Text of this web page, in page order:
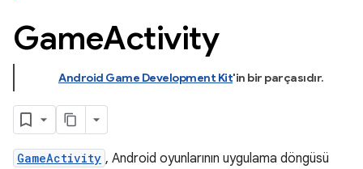
GameActivity
Android Game Development Kit'in bir parçasıdır.
GameActivity , Android oyunlarının uygulama döngüsü